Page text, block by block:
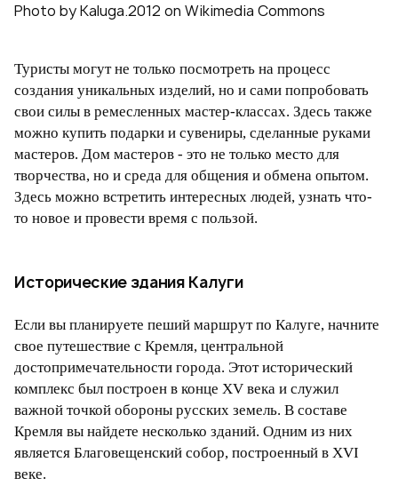
Photo by Kaluga.2012 on Wikimedia Commons
Туристы могут не только посмотреть на процесс
создания уникальных изделий, но и сами попробовать
свои силы в ремесленных мастер-классах. Здесь также
можно купить подарки и сувениры, сделанные руками
мастеров. Дом мастеров - это не только место для
творчества, но и среда для общения и обмена опытом.
Здесь можно встретить интересных людей, узнать что-
то новое и провести время с пользой.
Исторические здания Калуги
Если вы планируете пеший маршрут по Калуге, начните
свое путешествие с Кремля, центральной
достопримечательности города. Этот исторический
комплекс был построен в конце XV века и служил
важной точкой обороны русских земель. В составе
Кремля вы найдете несколько зданий. Одним из них
является Благовещенский собор, построенный в XVI
веке.